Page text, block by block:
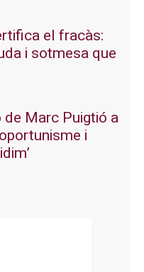
el fracàs:
i sotmesa que
de Marc Puigtió a
i